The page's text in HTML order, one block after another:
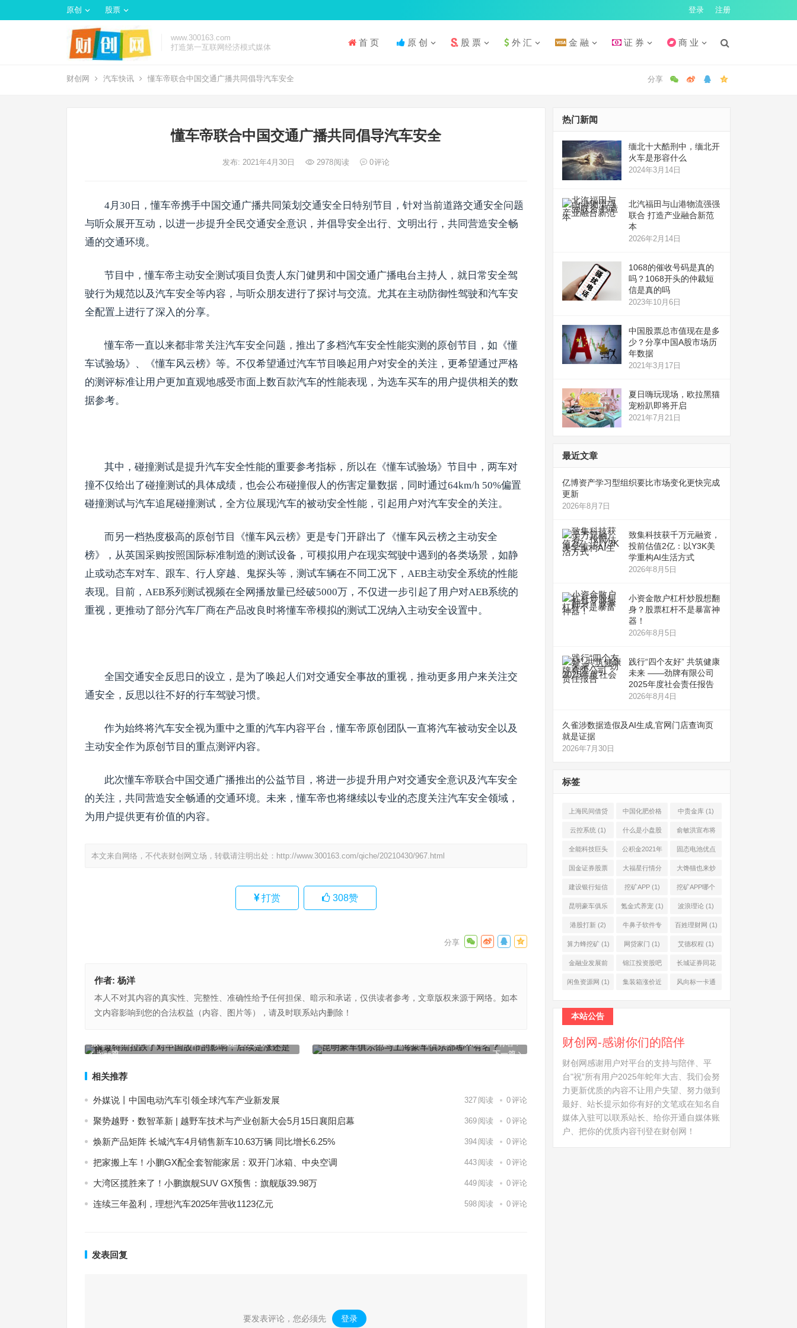
原创 股票 登录 注册
www.300163.com
打造第一互联网经济模式媒体
首 页 原 创 股 票 外 汇 金 融 证 券 商 业
财创网 汽车快讯 懂车帝联合中国交通广播共同倡导汽车安全
懂车帝联合中国交通广播共同倡导汽车安全
发布: 2021年4月30日 2978阅读 0评论
4月30日，懂车帝携手中国交通广播共同策划交通安全日特别节目，针对当前道路交通安全问题
与听众展开互动，以进一步提升全民交通安全意识，并倡导安全出行、文明出行，共同营造安全畅
通的交通环境。
节目中，懂车帝主动安全测试项目负责人东门健男和中国交通广播电台主持人，就日常安全驾
驶行为规范以及汽车安全等内容，与听众朋友进行了探讨与交流。尤其在主动防御性驾驶和汽车安
全配置上进行了深入的分享。
懂车帝一直以来都非常关注汽车安全问题，推出了多档汽车安全性能实测的原创节目，如《懂
车试验场》、《懂车风云榜》等。不仅希望通过汽车节目唤起用户对安全的关注，更希望通过严格
的测评标准让用户更加直观地感受市面上数百款汽车的性能表现，为选车买车的用户提供相关的数
据参考。
其中，碰撞测试是提升汽车安全性能的重要参考指标，所以在《懂车试验场》节目中，两车对
撞不仅给出了碰撞测试的具体成绩，也会公布碰撞假人的伤害定量数据，同时通过64km/h 50%偏置
碰撞测试与汽车追尾碰撞测试，全方位展现汽车的被动安全性能，引起用户对汽车安全的关注。
而另一档热度极高的原创节目《懂车风云榜》更是专门开辟出了《懂车风云榜之主动安全
榜》，从英国采购按照国际标准制造的测试设备，可模拟用户在现实驾驶中遇到的各类场景，如静
止或动态车对车、跟车、行人穿越、鬼探头等，测试车辆在不同工况下，AEB主动安全系统的性能
表现。目前，AEB系列测试视频在全网播放量已经破5000万，不仅进一步引起了用户对AEB系统的
重视，更推动了部分汽车厂商在产品改良时将懂车帝模拟的测试工况纳入主动安全设置中。
全国交通安全反思日的设立，是为了唤起人们对交通安全事故的重视，推动更多用户来关注交
通安全，反思以往不好的行车驾驶习惯。
作为始终将汽车安全视为重中之重的汽车内容平台，懂车帝原创团队一直将汽车被动安全以及
主动安全作为原创节目的重点测评内容。
此次懂车帝联合中国交通广播推出的公益节目，将进一步提升用户对交通安全意识及汽车安全
的关注，共同营造安全畅通的交通环境。未来，懂车帝也将继续以专业的态度关注汽车安全领域，
为用户提供更有价值的内容。
本文来自网络，不代表财创网立场，转载请注明出处： http://www.300163.com/qiche/20210430/967.html
打赏 308赞
作者: 杨洋
本人不对其内容的真实性、完整性、准确性给予任何担保、暗示和承诺，仅供读者参考，文章版权来源于网络。如本
文内容影响到您的合法权益（内容、图片等），请及时联系站内删除！
上一篇
报道特斯拉跌了对中国股市的影响，后续是涨还是跌？
下一篇
昆明豪车俱乐部与上海豪车俱乐部哪个有名？
相关推荐
外媒说丨中国电动汽车引领全球汽车产业新发展 327 阅读 0评论
聚势越野・数智革新 | 越野车技术与产业创新大会5月15日襄阳启幕 369 阅读 0评论
焕新产品矩阵 长城汽车4月销售新车10.63万辆 同比增长6.25% 394 阅读 0评论
把家搬上车！小鹏GX配全套智能家居：双开门冰箱、中央空调 443 阅读 0评论
大湾区揽胜来了！小鹏旗舰SUV GX预售：旗舰版39.98万 449 阅读 0评论
连续三年盈利，理想汽车2025年营收1123亿元 598 阅读 0评论
发表回复
要发表评论，您必须先 登录 。
热门新闻
缅北十大酷刑中，缅北开
火车是形容什么
2024年3月14日
北汽福田与山港物流强强
联合 打造产业融合新范
本
2026年2月14日
1068的催收号码是真的
吗？1068开头的仲裁短
信是真的吗
2023年10月6日
中国股票总市值现在是多
少？分享中国A股市场历
年数据
2021年3月17日
夏日嗨玩现场，欧拉黑猫
宠粉趴即将开启
2021年7月21日
最近文章
亿博资产学习型组织要比市场变化更快完成
更新
2026年8月7日
致集科技获千万元融资，
投前估值2亿：以Y3K美
学重构AI生活方式
2026年8月5日
小资金散户杠杆炒股想翻
身？股票杠杆不是暴富神
器！
2026年8月5日
践行“四个友好” 共筑健康
未来 ——劲牌有限公司
2025年度社会责任报告
2026年8月4日
久雀涉数据造假及AI生成,官网门店查询页
就是证据
2026年7月30日
标签
上海民间借贷
公司(1)
中国化肥价格
网(1)
中贵金库 (1)
云控系统 (1) 什么是小盘股
(2)
俞敏洪宣布将
退休(1)
全能科技巨头
(1)
公积金2021年
起不允许提取
固态电池优点
(1)
国金证券股票
(2)
大福星行情分
析系统(1)
大馋猫也来炒
股票(1)
建设银行短信
服务费(1)
挖矿APP(1) 挖矿APP哪个
靠谱(1)
昆明豪车俱乐
部(1)
氪金式养宠(1) 波浪理论 (1)
港股打新 (2) 牛鼻子软件专
业版(1)
百姓理财网 (1)
算力蜂挖矿(1) 网贷家门 (1) 艾德权程 (1)
金融业发展前
景(1)
锦江投资股吧
(1)
长城证券同花
顺(1)
闲鱼资源网 (1) 集装箱涨价近 风向标一卡通
本站公告
财创网-感谢你们的陪伴
财创网感谢用户对平台的支持与陪伴、平
台"祝"所有用户2025年蛇年大吉、我们会努
力更新优质的内容不让用户失望、努力做到
最好、站长提示如你有好的文笔或在知名自
媒体入驻可以联系站长、给你开通自媒体账
户、把你的优质内容刊登在财创网！